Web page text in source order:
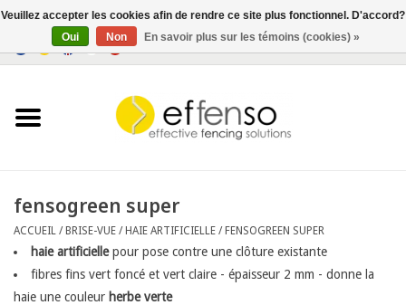
Solar
fensogreen super
ACCUEIL /BRISE-VUE /HAIE ARTIFICIELLE /FENSOGREEN SUPER
haie artificiellepour pose contre une clôture existante
fibres fins vert foncé et vert claire - épaisseur 2 mm - donne la
haie une couleur herbe verte
Veuillez accepter les cookies afin de rendre ce site plus fonctionnel. D'accord?
Oui
Non En savoir plus sur les témoins (cookies) »